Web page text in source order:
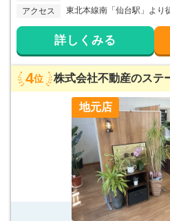
アクセス
東北本線南「仙台駅」より
詳しくみる
4位 株式会社不動産のステ
地元店